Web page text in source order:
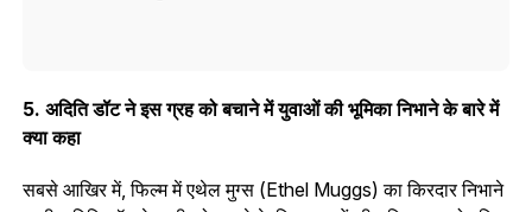
5. अदिति डॉट ने इस ग्रह को बचाने में युवाओं की भूमिका निभाने के बारे में
क्या कहा
सबसे आखिर में, फिल्म में एथेल मुग्स (Ethel Muggs) का किरदार निभाने